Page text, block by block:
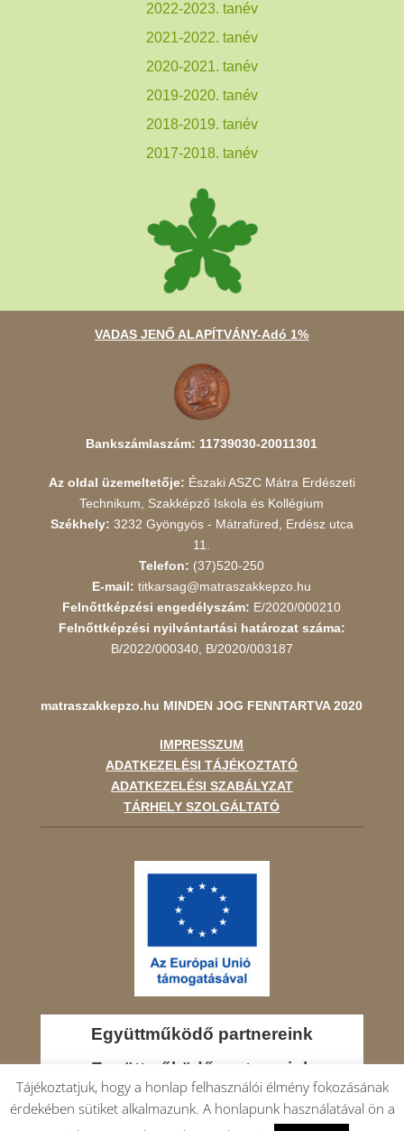
2022-2023. tanév
2021-2022. tanév
2020-2021. tanév
2019-2020. tanév
2018-2019. tanév
2017-2018. tanév
VADAS JENŐ ALAPÍTVÁNY-Adó 1%
Bankszámlaszám: 11739030-20011301
Az oldal üzemeltetője: Északi ASZC Mátra Erdészeti
Technikum, Szakképző Iskola és Kollégium
Székhely: 3232 Gyöngyös - Mátrafüred, Erdész utca
11.
Telefon: (37)520-250
E-mail: titkarsag@matraszakkepzo.hu
Felnőttképzési engedélyszám: E/2020/000210
Felnőttképzési nyilvántartási határozat száma:
B/2022/000340, B/2020/003187
matraszakkepzo.hu MINDEN JOG FENNTARTVA 2020
IMPRESSZUM
ADATKEZELÉSI TÁJÉKOZTATÓ
ADATKEZELÉSI SZABÁLYZAT
TÁRHELY SZOLGÁLTATÓ
Együttműködő partnereink
Együttműködő partnereink
Tájékoztatjuk, hogy a honlap felhasználói élmény fokozásának
érdekében sütiket alkalmazunk. A honlapunk használatával ön a